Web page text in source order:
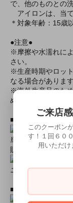
で、他のものとの
アイロンは、当
＊対象年齢：15歳
●注意●
※摩擦や水濡れに
さい。
※生産時期やロッ
なる場合があります
※海外生産品のた
めご了承ください。
■おすすめオプショ
単品カチューシャ
販売中）
ニーハイソックス
■すぐに商品が欲し
ご来店
このクーポン
す！１回６０
用いただけ